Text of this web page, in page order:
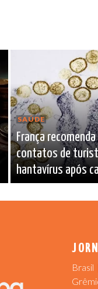
SAÚDE
França
contatos de
hantavírus após
Brasil